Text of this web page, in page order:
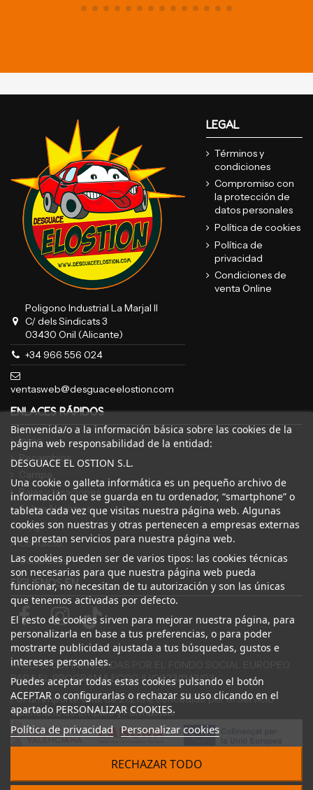
Poligono Industrial La Marjal II
C/ dels Sindicats 3
03430 Onil (Alicante)
+34 966 556 024
ventasweb@desguaceelostion.com
LEGAL
Términos y
condiciones
Compromiso con
la protección de
datos personales
Política de cookies
Política de
privacidad
Condiciones de
venta Online
ENLACES RÁPIDOS
Inicio
Recambios
Bajas y tasaciones
Sobre Nosotros
Blog
Contacto
Canal Ético
Bienvenida/o a la información básica sobre las cookies de la
página web responsabilidad de la entidad:
DESGUACE EL OSTION S.L.
Una cookie o galleta informática es un pequeño archivo de
información que se guarda en tu ordenador, “smartphone” o
tableta cada vez que visitas nuestra página web. Algunas
cookies son nuestras y otras pertenecen a empresas externas
que prestan servicios para nuestra página web.
Las cookies pueden ser de varios tipos: las cookies técnicas
son necesarias para que nuestra página web pueda
funcionar, no necesitan de tu autorización y son las únicas
que tenemos activadas por defecto.
El resto de cookies sirven para mejorar nuestra página, para
personalizarla en base a tus preferencias, o para poder
mostrarte publicidad ajustada a tus búsquedas, gustos e
intereses personales.
Puedes aceptar todas estas cookies pulsando el botón
ACEPTAR o configurarlas o rechazar su uso clicando en el
apartado PERSONALIZAR COOKIES.
Política de privacidad Personalizar cookies
RECHAZAR TODO
SÍGUENOS EN
AYUDAS COFINANCIADAS POR EL FONDO SOCIAL EUROPEO
PARA EL PROGRAMA ECOGJU/2023/1143/03
Por un importe total de 27.216 € concedido por el Servicio
Valenciano de Empleo y Formación.